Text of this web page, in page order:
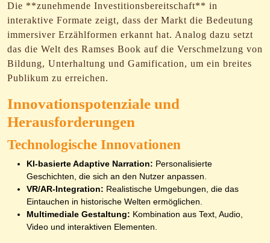
Die **zunehmende Investitionsbereitschaft** in
interaktive Formate zeigt, dass der Markt die Bedeutung
immersiver Erzählformen erkannt hat. Analog dazu setzt
das die Welt des Ramses Book auf die Verschmelzung von
Bildung, Unterhaltung und Gamification, um ein breites
Publikum zu erreichen.
Innovationspotenziale und
Herausforderungen
Technologische Innovationen
KI-basierte Adaptive Narration: Personalisierte
Geschichten, die sich an den Nutzer anpassen.
VR/AR-Integration: Realistische Umgebungen, die das
Eintauchen in historische Welten ermöglichen.
Multimediale Gestaltung: Kombination aus Text, Audio,
Video und interaktiven Elementen.